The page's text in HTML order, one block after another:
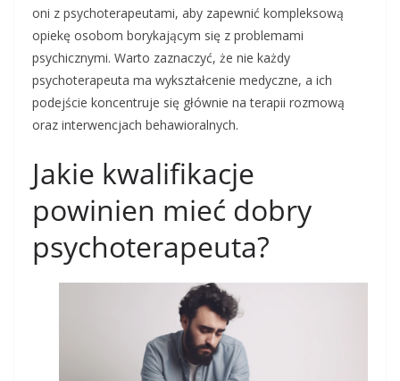
oni z psychoterapeutami, aby zapewnić kompleksową
opiekę osobom borykającym się z problemami
psychicznymi. Warto zaznaczyć, że nie każdy
psychoterapeuta ma wykształcenie medyczne, a ich
podejście koncentruje się głównie na terapii rozmową
oraz interwencjach behawioralnych.
Jakie kwalifikacje
powinien mieć dobry
psychoterapeuta?